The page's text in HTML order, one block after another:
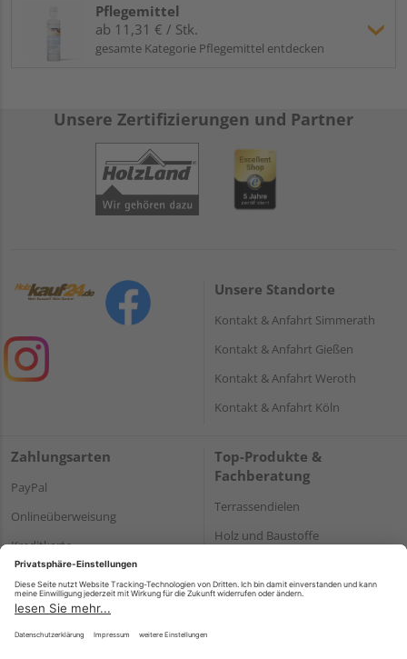
Pflegemittel
ab 11,31 € / Stk.
gesamte Kategorie Pflegemittel entdecken
Unsere Zertifizierungen und Partner
Unsere Standorte
Kontakt & Anfahrt Simmerath
Kontakt & Anfahrt Gießen
Kontakt & Anfahrt Weroth
Kontakt & Anfahrt Köln
Zahlungsarten
PayPal
Onlineüberweisung
Kreditkarte
Rechnung*
*Bonität vorausgesetzt
Top-Produkte &
Fachberatung
Terrassendielen
Holz und Baustoffe